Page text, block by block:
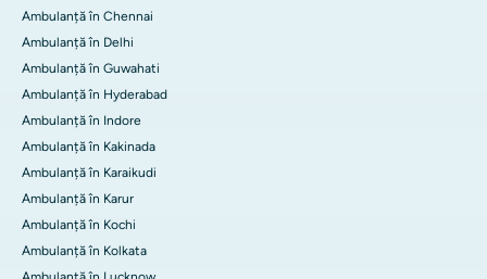
Ambulanță în Chennai
Ambulanță în Delhi
Ambulanță în Guwahati
Ambulanță în Hyderabad
Ambulanță în Indore
Ambulanță în Kakinada
Ambulanță în Karaikudi
Ambulanță în Karur
Ambulanță în Kochi
Ambulanță în Kolkata